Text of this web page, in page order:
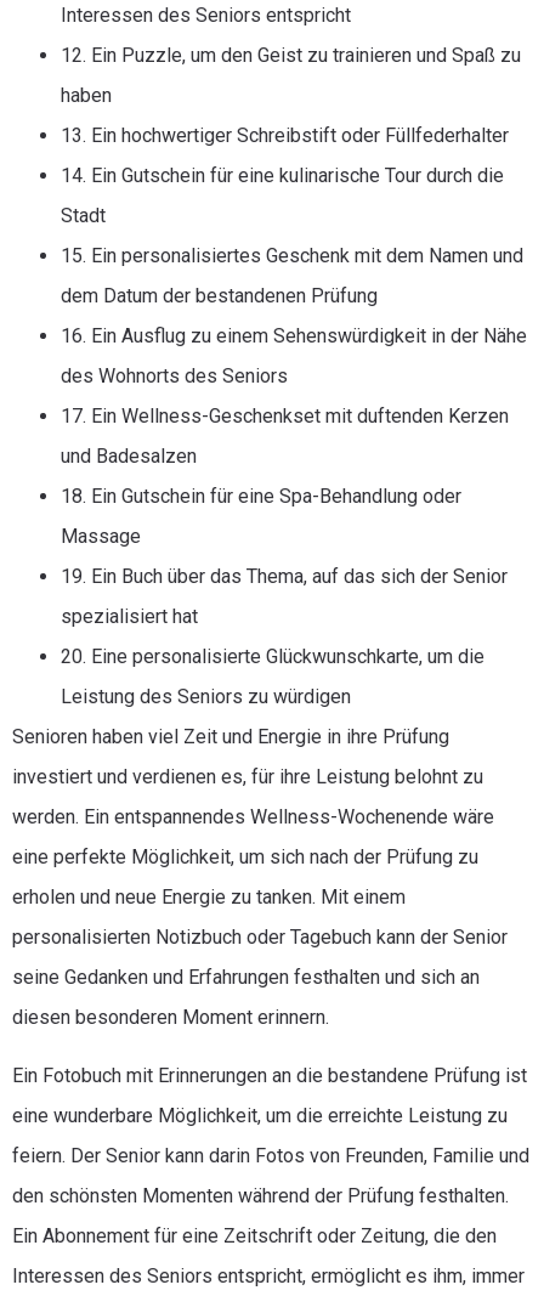
Interessen des Seniors entspricht
12. Ein Puzzle, um den Geist zu trainieren und Spaß zu
haben
13. Ein hochwertiger Schreibstift oder Füllfederhalter
14. Ein Gutschein für eine kulinarische Tour durch die
Stadt
15. Ein personalisiertes Geschenk mit dem Namen und
dem Datum der bestandenen Prüfung
16. Ein Ausflug zu einem Sehenswürdigkeit in der Nähe
des Wohnorts des Seniors
17. Ein Wellness-Geschenkset mit duftenden Kerzen
und Badesalzen
18. Ein Gutschein für eine Spa-Behandlung oder
Massage
19. Ein Buch über das Thema, auf das sich der Senior
spezialisiert hat
20. Eine personalisierte Glückwunschkarte, um die
Leistung des Seniors zu würdigen
Senioren haben viel Zeit und Energie in ihre Prüfung
investiert und verdienen es, für ihre Leistung belohnt zu
werden. Ein entspannendes Wellness-Wochenende wäre
eine perfekte Möglichkeit, um sich nach der Prüfung zu
erholen und neue Energie zu tanken. Mit einem
personalisierten Notizbuch oder Tagebuch kann der Senior
seine Gedanken und Erfahrungen festhalten und sich an
diesen besonderen Moment erinnern.
Ein Fotobuch mit Erinnerungen an die bestandene Prüfung ist
eine wunderbare Möglichkeit, um die erreichte Leistung zu
feiern. Der Senior kann darin Fotos von Freunden, Familie und
den schönsten Momenten während der Prüfung festhalten.
Ein Abonnement für eine Zeitschrift oder Zeitung, die den
Interessen des Seniors entspricht, ermöglicht es ihm, immer